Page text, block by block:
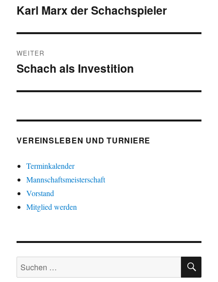
Vorheriger
Karl Marx der Schachspieler
WEITER
Nächster
Schach als Investition
VEREINSLEBEN UND TURNIERE
Terminkalender
Mannschaftsmeisterschaft
Vorstand
Mitglied werden
Suche
nach: